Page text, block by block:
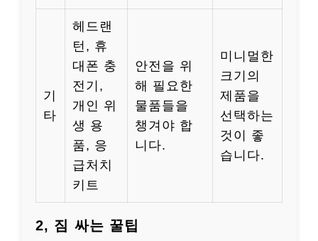
기
타
헤드랜
턴, 휴
대폰 충
전기,
개인 위
생 용
품, 응
급처치
키트
안전을 위
해 필요한
물품들을
챙겨야 합
니다.
미니멀한
크기의
제품을
선택하는
것이 좋
습니다.
2, 짐 싸는 꿀팁